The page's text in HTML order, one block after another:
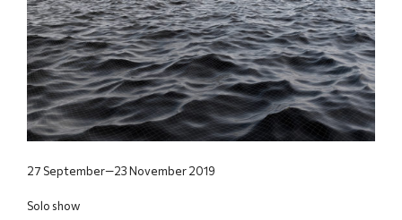
27 September—23 November 2019
Solo show